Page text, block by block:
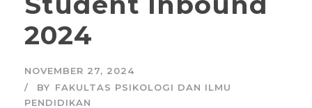
2024
NOVEMBER 27, 2024
BY FAKULTAS PSIKOLOGI DAN ILMU
PENDIDIKAN